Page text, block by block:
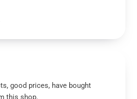
good prices, have bought
this shop.